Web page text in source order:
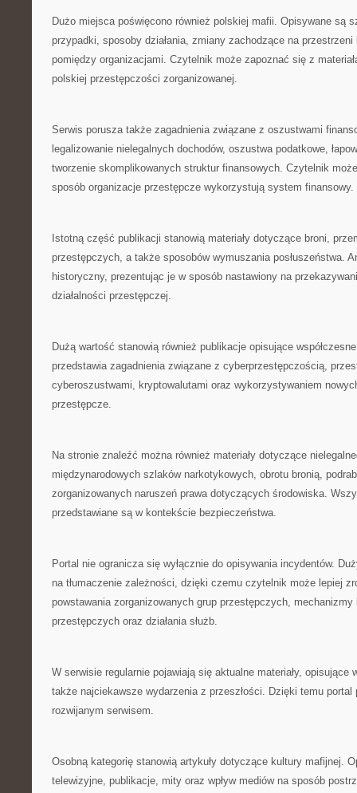
Dużo miejsca poświęcono również polskiej mafii. Opisywane są
przypadki, sposoby działania, zmiany zachodzące na
pomiędzy organizacjami. Czytelnik może zapoznać się z
polskiej przestępczości zorganizowanej.
Serwis porusza także zagadnienia związane z oszustwami
legalizowanie nielegalnych dochodów, oszustwa podatkowe,
tworzenie skomplikowanych struktur finansowych. Czytelnik
sposób organizacje przestępcze wykorzystują system finansowy.
Istotną część publikacji stanowią materiały dotyczące broni,
przestępczych, a także sposobów wymuszania posłuszeństwa.
historyczny, prezentując je w sposób nastawiony na
działalności przestępczej.
Dużą wartość stanowią również publikacje opisujące
przedstawia zagadnienia związane z cyberprzestępczością,
cyberoszustwami, kryptowalutami oraz wykorzystywaniem
przestępcze.
Na stronie znaleźć można również materiały dotyczące
międzynarodowych szlaków narkotykowych, obrotu bronią,
zorganizowanych naruszeń prawa dotyczących środowiska.
przedstawiane są w kontekście bezpieczeństwa.
Portal nie ogranicza się wyłącznie do opisywania incydentów.
na tłumaczenie zależności, dzięki czemu czytelnik może lepiej
powstawania zorganizowanych grup przestępczych, mechanizmy
przestępczych oraz działania służb.
W serwisie regularnie pojawiają się aktualne materiały, opisujące
także najciekawsze wydarzenia z przeszłości. Dzięki temu
rozwijanym serwisem.
Osobną kategorię stanowią artykuły dotyczące kultury mafijnej.
telewizyjne, publikacje, mity oraz wpływ mediów na sposób